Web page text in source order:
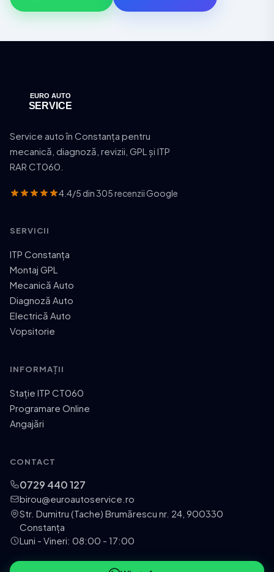
Service auto în Constanța pentru
mecanică, diagnoză, revizii, GPL și ITP
RAR CT060.
4.4/5 din 305 recenzii Google
SERVICII
ITP Constanța
Montaj GPL
Mecanică Auto
Diagnoză Auto
Electrică Auto
Vopsitorie
INFORMAȚII
Stație ITP CT060
Programare Online
Angajări
CONTACT
0729 440 127
birou@euroautoservice.ro
Str. Dumitru (Tache) Brumărescu nr. 24, 900330
Constanța
Luni - Vineri: 08:00 - 17:00